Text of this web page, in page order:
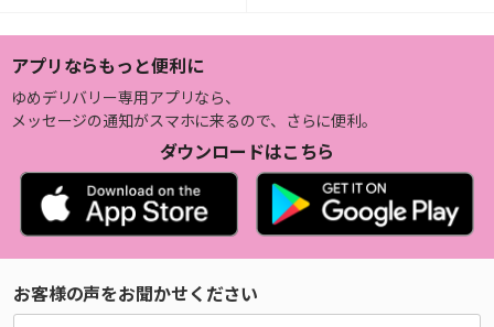
アプリならもっと便利に
ゆめデリバリー専用アプリなら、
メッセージの通知がスマホに来るので、さらに便利。
ダウンロードはこちら
お客様の声をお聞かせください